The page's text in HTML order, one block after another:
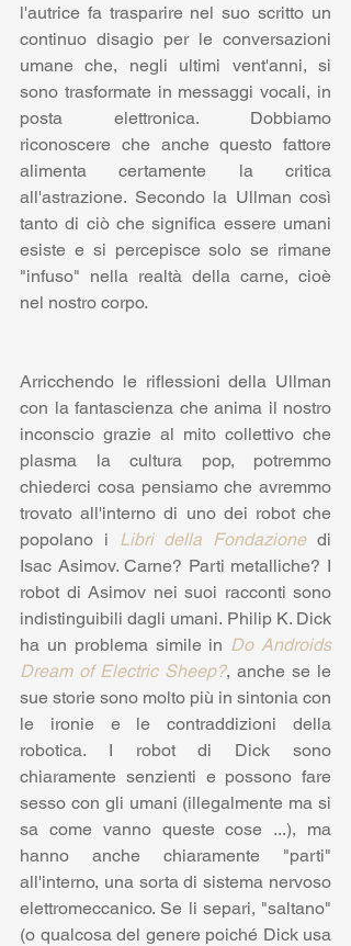
l'autrice fa trasparire nel suo scritto un
continuo disagio per le conversazioni
umane che, negli ultimi vent'anni, si
sono trasformate in messaggi vocali, in
posta elettronica. Dobbiamo
riconoscere che anche questo fattore
alimenta certamente la critica
all'astrazione. Secondo la Ullman così
tanto di ciò che significa essere umani
esiste e si percepisce solo se rimane
"infuso" nella realtà della carne, cioè
nel nostro corpo.
Arricchendo le riflessioni della Ullman
con la fantascienza che anima il nostro
inconscio grazie al mito collettivo che
plasma la cultura pop, potremmo
chiederci cosa pensiamo che avremmo
trovato all'interno di uno dei robot che
popolano i Libri della Fondazione di
Isac Asimov. Carne? Parti metalliche? I
robot di Asimov nei suoi racconti sono
indistinguibili dagli umani. Philip K. Dick
ha un problema simile in Do Androids
Dream of Electric Sheep?, anche se le
sue storie sono molto più in sintonia con
le ironie e le contraddizioni della
robotica. I robot di Dick sono
chiaramente senzienti e possono fare
sesso con gli umani (illegalmente ma si
sa come vanno queste cose ...), ma
hanno anche chiaramente "parti"
all'interno, una sorta di sistema nervoso
elettromeccanico. Se li separi, "saltano"
(o qualcosa del genere poiché Dick usa